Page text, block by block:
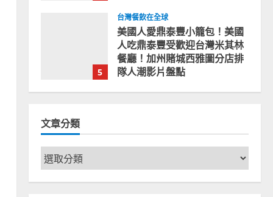
5
台灣餐飲在全球
美國人愛鼎泰豐小籠包！美國
人吃鼎泰豐受歡迎台灣米其林
餐廳！加州賭城西雅圖分店排
隊人潮影片盤點
霸奶茶店！
文章分類
文
章
分